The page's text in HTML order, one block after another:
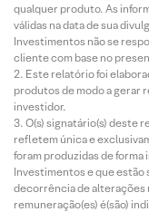
qualquer produto. As
válidas na data de sua
Investimentos não se
cliente com base no
Este relatório foi
produtos de modo a gerar
investidor.
O(s) signatário(s) deste
refletem única e
foram produzidas de
Investimentos e que estão
decorrência de alterações
remuneração(es) é(são)